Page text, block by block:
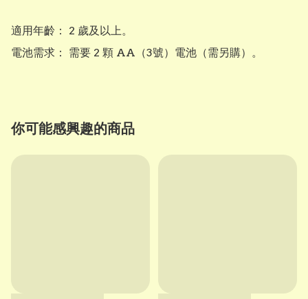
適用年齡： 2 歲及以上。
你可能感興趣的商品